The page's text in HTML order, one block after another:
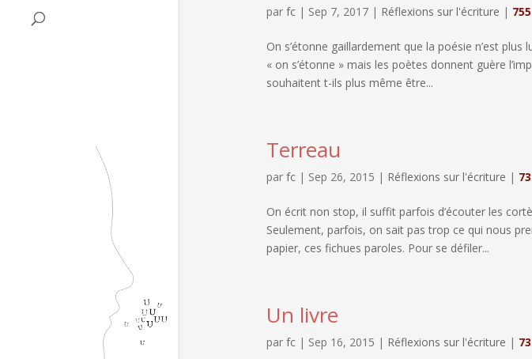
par fc| Sep 7, 2017| Réflexions sur l'écriture | 755
On s’étonne gaillardement que la poésie n’est plus
« on s’étonne » mais les poètes donnent guère
souhaitent t-ils plus même être...
Terreau
par fc| Sep 26, 2015 | Réflexions sur l'écriture |
On écrit non stop, il suffit parfois d’écouter les
Seulement, parfois, on sait pas trop ce qui nous
papier, ces fichues paroles. Pour se défiler...
Un livre
par fc| Sep 16, 2015 | Réflexions sur l'écriture |